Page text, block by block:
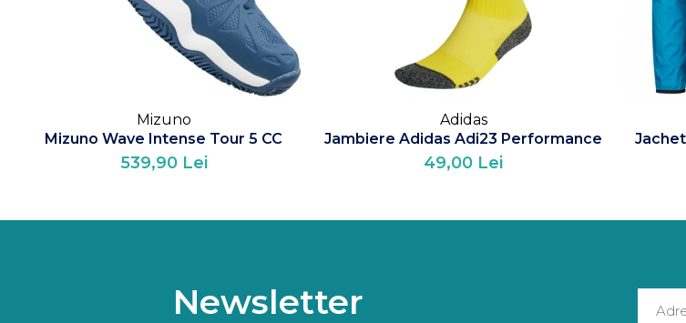
Mizuno
Mizuno Wave Intense Tour 5 CC
539,90 Lei
Adidas
Jambiere Adidas Adi23 Performance
49,00 Lei
Newsletter